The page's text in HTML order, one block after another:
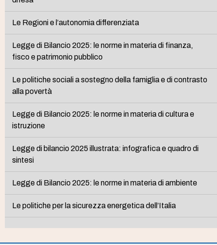
Le Regioni e l’autonomia differenziata
Legge di Bilancio 2025: le norme in materia di finanza,
fisco e patrimonio pubblico
Le politiche sociali a sostegno della famiglia e di contrasto
alla povertà
Legge di Bilancio 2025: le norme in materia di cultura e
istruzione
Legge di bilancio 2025 illustrata: infografica e quadro di
sintesi
Legge di Bilancio 2025: le norme in materia di ambiente
Le politiche per la sicurezza energetica dell’Italia